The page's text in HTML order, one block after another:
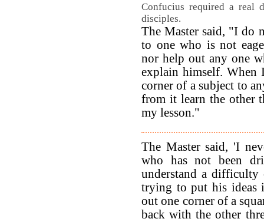
Confucius required a real
disciples.
The Master said, "I do
to one who is not
nor help out any one
explain himself. When
corner of a subject to
from it learn the other
my lesson."
The Master said, 'I
who has not been
understand a
trying to put his ideas
out one corner of a
back with the other